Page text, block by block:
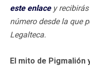
este enlacey recibirás
número desde la que
Legalteca.
El mito de Pigmalión